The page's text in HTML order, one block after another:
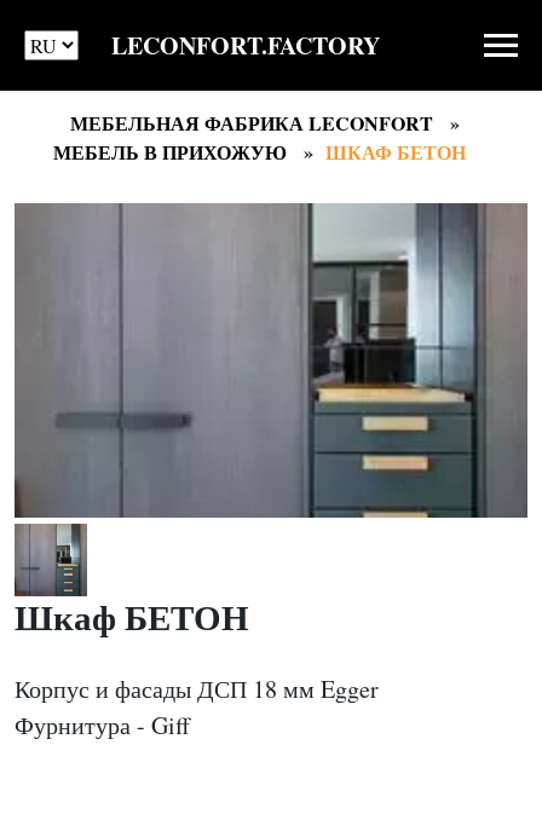
LECONFORT.FACTORY
МЕБЕЛЬНАЯ ФАБРИКА LECONFORT
МЕБЕЛЬ В ПРИХОЖУЮ
ШКАФ БЕТОН
Шкаф БЕТОН
Корпус и фасады ДСП 18 мм Egger
Фурнитура - Giff